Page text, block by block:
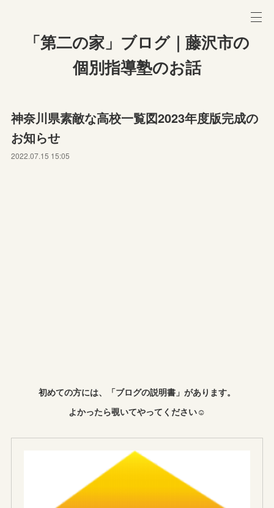
「第二の家」ブログ｜藤沢市の
個別指導塾のお話
神奈川県素敵な高校一覧図2023年度版完成の
お知らせ
2022.07.15 15:05
初めての方には、「ブログの説明書」があります。
よかったら覗いてやってください☺︎